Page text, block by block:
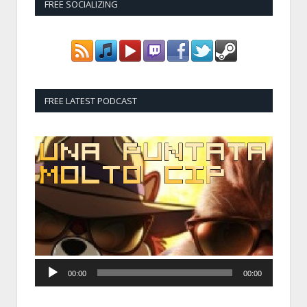
FREE SOCIALIZING
FREE LATEST PODCAST
Audio
Player
00:00 00:00